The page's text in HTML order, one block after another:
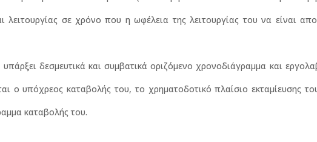
λειτουργίας σε χρόνο που η ωφέλεια της λειτουργίας του να είναι
δεσμευτικά και συμβατικά οριζόμενο χρονοδιάγραμμα και
ο υπόχρεος καταβολής του, το χρηματοδοτικό πλαίσιο εκταμίευσης
καταβολής του.